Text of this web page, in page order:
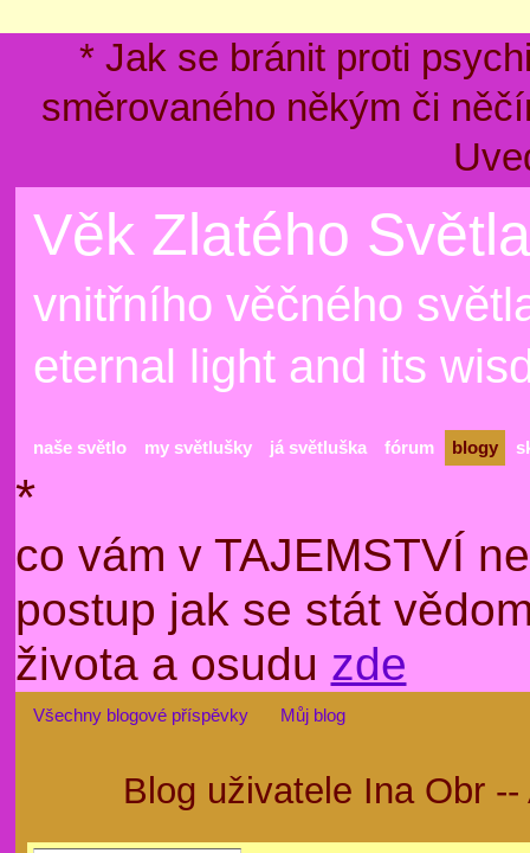
* Jak se bránit proti
směrovaného někým či
Věk Zlatého
vnitřního věčného
eternal light and its
naše světlo my světlušky já světluška fórum blogy
*
co vám v TAJEMSTVÍ
postup jak se stát
života a osudu zde
Všechny blogové příspěvky Můj blog
Blog uživatele Ina Obr